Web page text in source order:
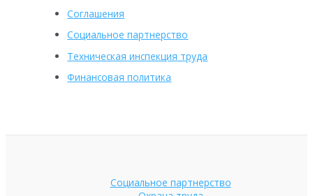
Соглашения
Социальное партнерство
Техническая инспекция труда
Финансовая политика
Социальное партнерство